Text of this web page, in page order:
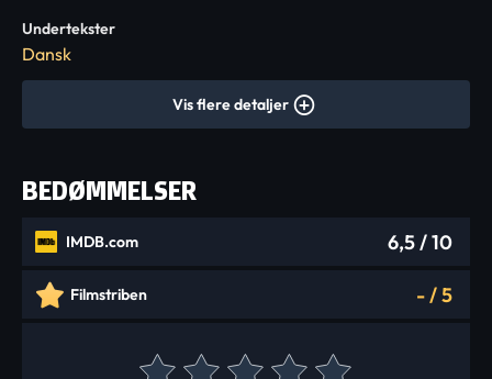
Undertekster
Dansk
Vis flere detaljer
BEDØMMELSER
IMDB.com 6,5/ 10
Filmstriben -/5